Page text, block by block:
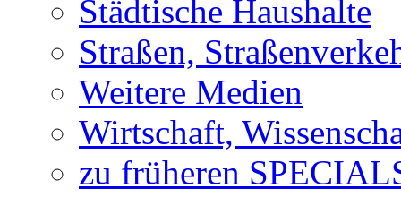
Städtische Haushalte
Straßen,
Weitere Medien
Wirtschaft,
zu früheren